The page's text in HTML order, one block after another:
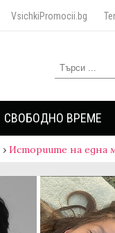
VsichkiPromocii.bg
СВОБОДНО ВРЕМЕ
› Историите на една